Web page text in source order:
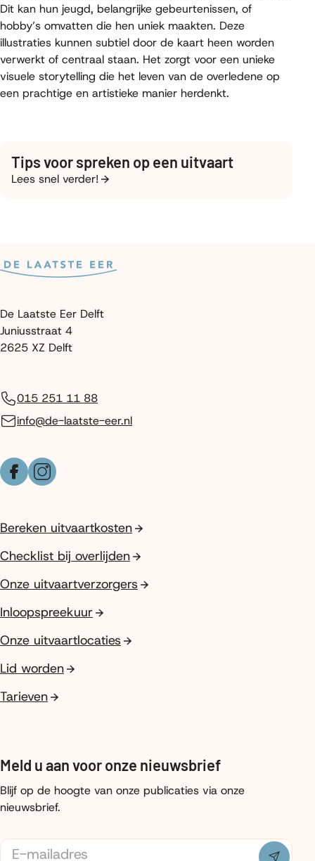
Dit kan hun jeugd, belangrijke gebeurtenissen, of
hobby’s omvatten die hen uniek maakten. Deze
illustraties kunnen subtiel door de kaart heen worden
verwerkt of centraal staan. Het zorgt voor een unieke
visuele storytelling die het leven van de overledene op
een prachtige en artistieke manier herdenkt.
Tips voor spreken op een uitvaart
Lees snel verder!
De Laatste Eer Delft
Juniusstraat 4
2625 XZ Delft
015 251 11 88
info@de-laatste-eer.nl
FacebookInstagram
Bereken uitvaartkosten
Checklist bij overlijden
Onze uitvaartverzorgers
Inloopspreekuur
Onze uitvaartlocaties
Lid worden
Tarieven
Meld u aan voor onze nieuwsbrief
Blijf op de hoogte van onze publicaties via onze
nieuwsbrief.
E-